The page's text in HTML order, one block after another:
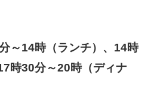
～14時（ランチ）、14時
時30分～20時（ディナ